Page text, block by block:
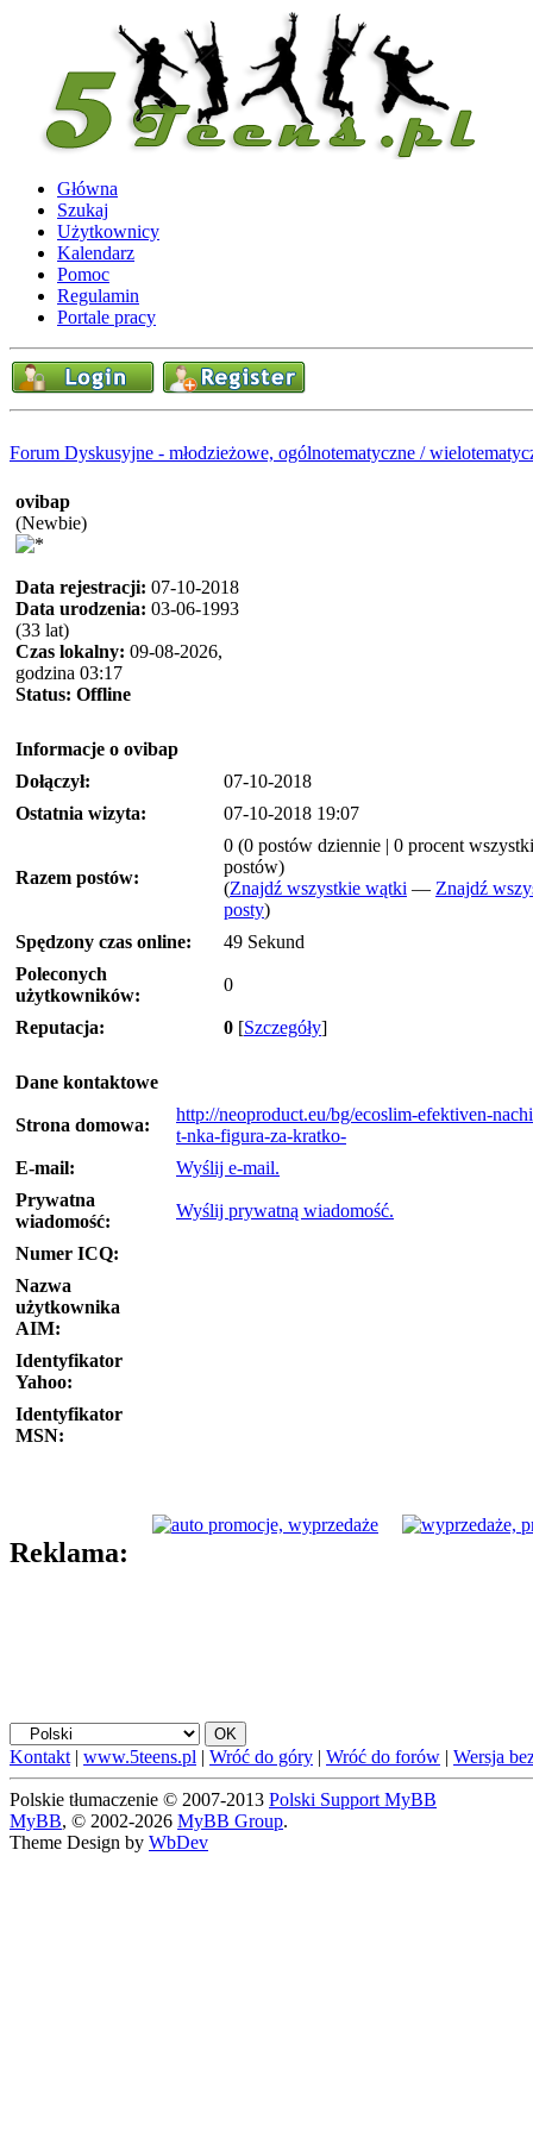
Główna
Szukaj
Użytkownicy
Kalendarz
Pomoc
Regulamin
Portale pracy
Forum Dyskusyjne - młodzieżowe, ogólnotematyczne /
ovibap
(Newbie)
Data rejestracji: 07-10-2018
Data urodzenia: 03-06-1993
(33 lat)
Czas lokalny: 09-08-2026,
godzina 03:17
Status: Offline
Informacje o ovibap
Dołączył:
07-10-2018
Ostatnia wizyta:
07-10-2018 19:07
Razem postów:
0 (0 postów dziennie | 0 procent
postów)
(Znajdź wszystkie wątki — Znajdź
posty)
Spędzony czas online:
49 Sekund
Poleconych
użytkowników:
0
Reputacja: 0 [Szczegóły]
Dane kontaktowe
Strona domowa:
http://neoproduct.eu/bg/ecoslim-efektiven-
t-nka-figura-za-kratko-
E-mail:
Wyślij e-mail.
Prywatna
wiadomość:
Wyślij prywatną wiadomość.
Numer ICQ:
Nazwa
użytkownika
AIM:
Identyfikator
Yahoo:
Identyfikator
MSN:
Reklama:
Kontakt | www.5teens.pl | Wróć do góry | Wróć do forów | Wersja
Polskie tłumaczenie © 2007-2013 Polski Support MyBB
MyBB, © 2002-2026 MyBB Group.
Theme Design by WbDev